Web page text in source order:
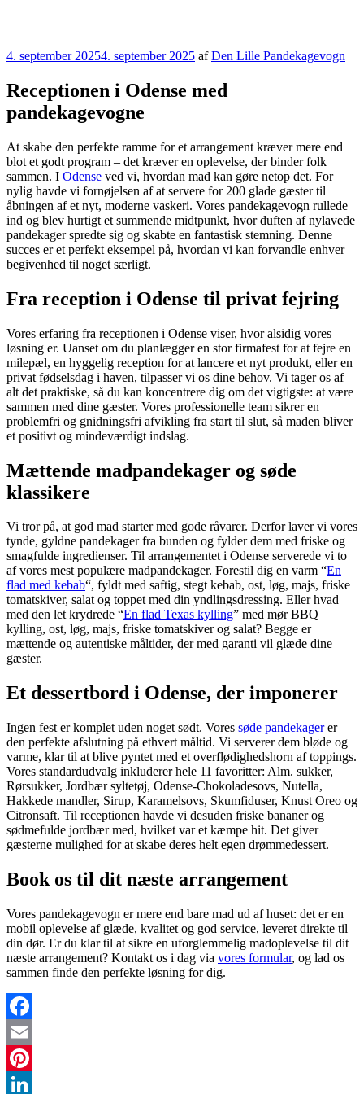
Udgivet
4. september 20254. september 2025 afDen Lille Pandekagevogn
Receptionen i Odense med
pandekagevogne
At skabe den perfekte ramme for et arrangement kræver mere end
blot et godt program – det kræver en oplevelse, der binder folk
sammen. I Odense ved vi, hvordan mad kan gøre netop det. For
nylig havde vi fornøjelsen af at servere for 200 glade gæster til
åbningen af et nyt, moderne vaskeri. Vores pandekagevogn rullede
ind og blev hurtigt et summende midtpunkt, hvor duften af nylavede
pandekager spredte sig og skabte en fantastisk stemning. Denne
succes er et perfekt eksempel på, hvordan vi kan forvandle enhver
begivenhed til noget særligt.
Fra reception i Odense til privat fejring
Vores erfaring fra receptionen i Odense viser, hvor alsidig vores
løsning er. Uanset om du planlægger en stor firmafest for at fejre en
milepæl, en hyggelig reception for at lancere et nyt produkt, eller en
privat fødselsdag i haven, tilpasser vi os dine behov. Vi tager os af
alt det praktiske, så du kan koncentrere dig om det vigtigste: at være
sammen med dine gæster. Vores professionelle team sikrer en
problemfri og gnidningsfri afvikling fra start til slut, så maden bliver
et positivt og mindeværdigt indslag.
Mættende madpandekager og søde
klassikere
Vi tror på, at god mad starter med gode råvarer. Derfor laver vi vores
tynde, gyldne pandekager fra bunden og fylder dem med friske og
smagfulde ingredienser. Til arrangementet i Odense serverede vi to
af vores mest populære madpandekager. Forestil dig en varm “En
flad med kebab“, fyldt med saftig, stegt kebab, ost, løg, majs, friske
tomatskiver, salat og toppet med din yndlingsdressing. Eller hvad
med den let krydrede “En flad Texas kylling” med mør BBQ
kylling, ost, løg, majs, friske tomatskiver og salat? Begge er
mættende og autentiske måltider, der med garanti vil glæde dine
gæster.
Et dessertbord i Odense, der imponerer
Ingen fest er komplet uden noget sødt. Vores søde pandekagerer
den perfekte afslutning på ethvert måltid. Vi serverer dem bløde og
varme, klar til at blive pyntet med et overflødighedshorn af toppings.
Vores standardudvalg inkluderer hele 11 favoritter: Alm. sukker,
Rørsukker, Jordbær syltetøj, Odense-Chokoladesovs, Nutella,
Hakkede mandler, Sirup, Karamelsovs, Skumfiduser, Knust Oreo og
Citronsaft. Til receptionen havde vi desuden friske bananer og
sødmefulde jordbær med, hvilket var et kæmpe hit. Det giver
gæsterne mulighed for at skabe deres helt egen drømmedessert.
Book os til dit næste arrangement
Vores pandekagevogn er mere end bare mad ud af huset: det er en
mobil oplevelse af glæde, kvalitet og god service, leveret direkte til
din dør. Er du klar til at sikre en uforglemmelig madoplevelse til dit
næste arrangement? Kontakt os i dag via vores formular, og lad os
sammen finde den perfekte løsning for dig.
Facebook
Email
Pinterest